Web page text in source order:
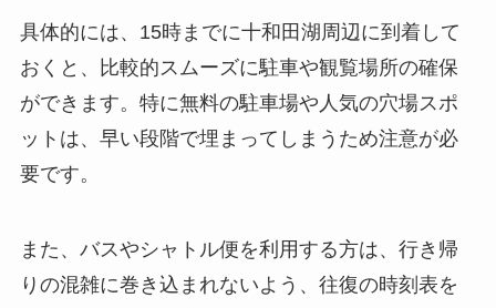
具体的には、15時までに十和田湖周辺に到着して
おくと、比較的スムーズに駐車や観覧場所の確保
ができます。特に無料の駐車場や人気の穴場スポ
ットは、早い段階で埋まってしまうため注意が必
要です。
また、バスやシャトル便を利用する方は、行き帰
りの混雑に巻き込まれないよう、往復の時刻表を